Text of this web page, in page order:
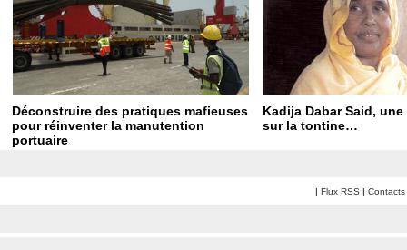
Déconstruire des pratiques mafieuses
pour réinventer la manutention
portuaire
Kadija Dabar Said,
sur la tontine…
| Flux RSS | Contacts